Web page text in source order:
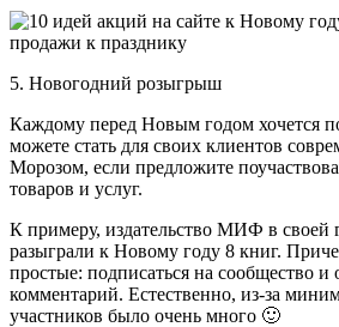
5. Новогодний розыгрыш
Каждому перед Новым годом хочется
можете стать для своих клиентов
Морозом, если предложите
товаров и услуг.
К примеру, издательство МИФ в своей
разыграли к Новому году 8 книг.
простые: подписаться на сообщество и
комментарий. Естественно, из-за
участников было очень много 🙂